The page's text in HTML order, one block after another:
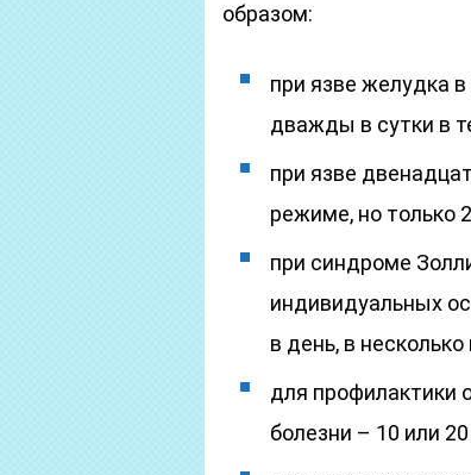
образом:
при язве желудка
дважды в сутки в
при язве
режиме, но только
при синдроме
индивидуальных
в день, в
для профилактики
болезни – 10 или